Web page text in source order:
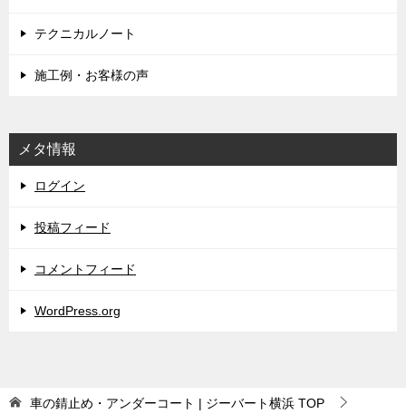
テクニカルノート
施工例・お客様の声
メタ情報
ログイン
投稿フィード
コメントフィード
WordPress.org
車の錆止め・アンダーコート | ジーバート横浜 TOP